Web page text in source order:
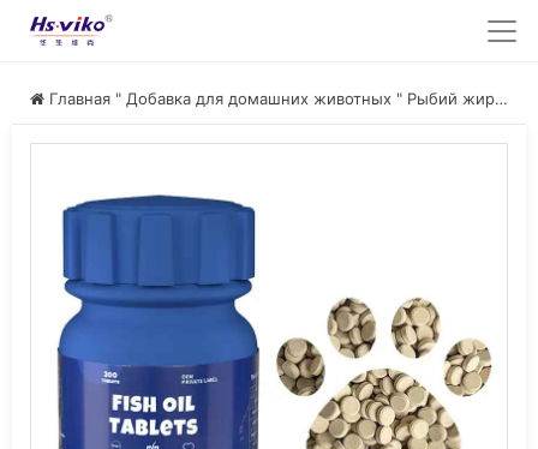
Главная " Добавка для домашних животных " Рыбий жир для домашних животных